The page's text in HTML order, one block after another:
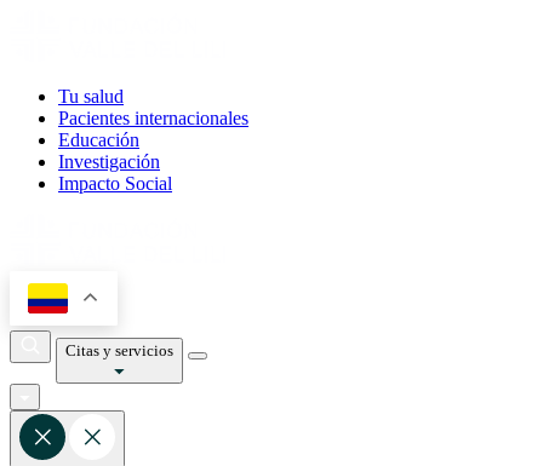
Tu salud
Pacientes internacionales
Educación
Investigación
Impacto Social
Citas y servicios